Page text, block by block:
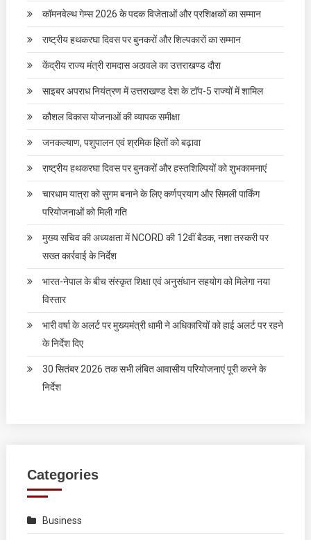
कॉमनवेल्थ गेम्स 2026 के पदक विजेताओं और प्रशिक्षकों का सम्मान
राष्ट्रीय हथकरघा दिवस पर बुनकरों और शिल्पकारों का सम्मान
केंद्रीय राज्य मंत्री रामदास अठावले का उत्तराखण्ड दौरा
साइबर अपराध नियंत्रण में उत्तराखण्ड देश के टॉप-5 राज्यों में शामिल
कौशल विकास योजनाओं की व्यापक समीक्षा
जनकल्याण, पशुपालन एवं श्रमिक हितों को बढ़ावा
राष्ट्रीय हथकरघा दिवस पर बुनकरों और हस्तशिल्पियों को शुभकामनाएं
चारधाम यात्रा को सुगम बनाने के लिए कर्णप्रयाग और सिमली पार्किंग
परियोजनाओं को मिली गति
मुख्य सचिव की अध्यक्षता में NCORD की 12वीं बैठक, नशा तस्करी पर
सख्त कार्रवाई के निर्देश
भारत-नेपाल के बीच संस्कृत शिक्षा एवं अनुसंधान सहयोग को मिलेगा नया
विस्तार
भारी वर्षा के अलर्ट पर मुख्यमंत्री धामी ने अधिकारियों को हाई अलर्ट पर रहने
के निर्देश दिए
30 सितंबर 2026 तक सभी लंबित आवासीय परियोजनाएं पूरी करने के
निर्देश
Categories
Business